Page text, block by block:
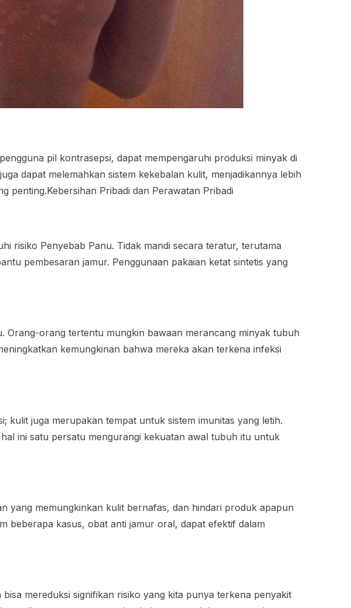
pil kontrasepsi, dapat mempengaruhi produksi minyak di
dapat melemahkan sistem kekebalan kulit, menjadikannya lebih
penting.Kebersihan Pribadi dan Perawatan Pribadi
risiko Penyebab Panu. Tidak mandi secara teratur, terutama
pembesaran jamur. Penggunaan pakaian ketat sintetis yang
Orang-orang tertentu mungkin bawaan merancang minyak tubuh
kemungkinan bahwa mereka akan terkena infeksi
kulit juga merupakan tempat untuk sistem imunitas yang letih.
ini satu persatu mengurangi kekuatan awal tubuh itu untuk
yang memungkinkan kulit bernafas, dan hindari produk apapun
beberapa kasus, obat anti jamur oral, dapat efektif dalam
mereduksi signifikan risiko yang kita punya terkena penyakit